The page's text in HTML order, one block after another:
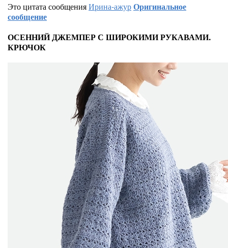
Это цитата сообщенияИрина-ажурОригинальное
сообщение
ОСЕННИЙ ДЖЕМПЕР С ШИРОКИМИ РУКАВАМИ.
КРЮЧОК